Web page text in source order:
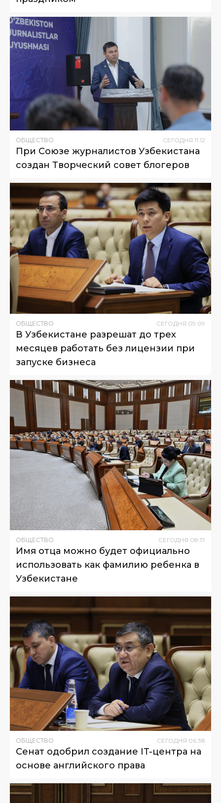
ОБЩЕСТВО СЕГОДНЯ 11:12
При Союзе журналистов Узбекистана
создан Творческий совет блогеров
ОБЩЕСТВО СЕГОДНЯ 09:09
В Узбекистане разрешат до трех
месяцев работать без лицензии при
запуске бизнеса
ОБЩЕСТВО СЕГОДНЯ 08:17
Имя отца можно будет официально
использовать как фамилию ребенка в
Узбекистане
ОБЩЕСТВО СЕГОДНЯ 06:38
Сенат одобрил создание IT-центра на
основе английского права